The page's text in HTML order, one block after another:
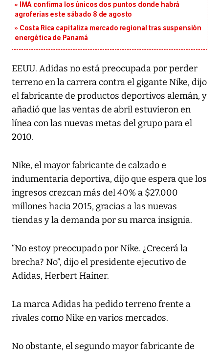
IMA confirma los únicos dos puntos donde habrá
agroferias este sábado 8 de agosto
Costa Rica capitaliza mercado regional tras suspensión
energética de Panamá
EEUU. Adidas no está preocupada por perder
terreno en la carrera contra el gigante Nike, dijo
el fabricante de productos deportivos alemán, y
añadió que las ventas de abril estuvieron en
línea con las nuevas metas del grupo para el
2010.
Nike, el mayor fabricante de calzado e
indumentaria deportiva, dijo que espera que los
ingresos crezcan más del 40% a $27.000
millones hacia 2015, gracias a las nuevas
tiendas y la demanda por su marca insignia.
“No estoy preocupado por Nike. ¿Crecerá la
brecha? No”, dijo el presidente ejecutivo de
Adidas, Herbert Hainer.
La marca Adidas ha pedido terreno frente a
rivales como Nike en varios mercados.
No obstante, el segundo mayor fabricante de